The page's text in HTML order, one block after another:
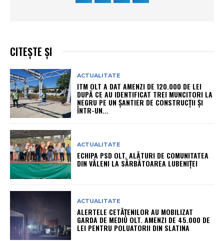
CITEȘTE ȘI
ACTUALITATE
ITM OLT A DAT AMENZI DE 120.000 DE LEI
DUPĂ CE AU IDENTIFICAT TREI MUNCITORI LA
NEGRU PE UN ȘANTIER DE CONSTRUCȚII ȘI
ÎNTR-UN...
ACTUALITATE
ECHIPA PSD OLT, ALĂTURI DE COMUNITATEA
DIN VĂLENI LA SĂRBĂTOAREA LUBENIȚEI
ACTUALITATE
ALERTELE CETĂȚENILOR AU MOBILIZAT
GARDA DE MEDIU OLT. AMENZI DE 45.000 DE
LEI PENTRU POLUATORII DIN SLATINA